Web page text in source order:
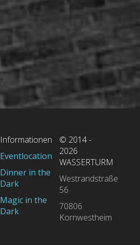
Informationen
Eventlocation
Dinner in the
Dark
Magic in the
Dark
© 2014 -
2026
WASSERTURM
Westrandstraße
56
70806
Kornwestheim